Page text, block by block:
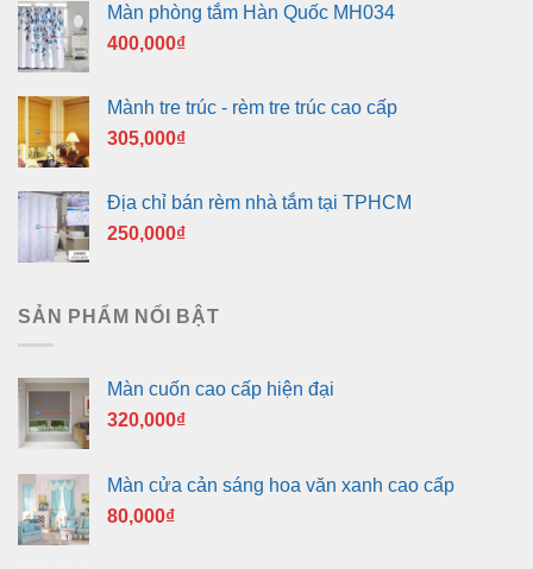
Màn phòng tắm Hàn Quốc MH034
400,000₫
Mành tre trúc - rèm tre trúc cao cấp
305,000₫
Địa chỉ bán rèm nhà tắm tại TPHCM
250,000₫
SẢN PHẨM NỔI BẬT
Màn cuốn cao cấp hiện đại
320,000₫
Màn cửa cản sáng hoa văn xanh cao cấp
80,000₫